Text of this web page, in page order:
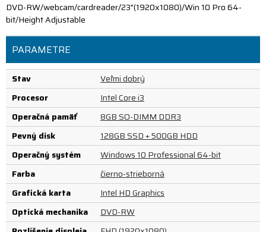
DVD-RW/webcam/cardreader/23"(1920x1080)/Win 10 Pro 64-
bit/Height Adjustable
PARAMETRE
Stav
Veľmi dobrý
Procesor
Intel Core i3
Operačná pamäť
8GB SO-DIMM DDR3
Pevný disk
128GB SSD + 500GB HDD
Operačný systém
Windows 10 Professional 64-bit
Farba
čierno-strieborná
Grafická karta
Intel HD Graphics
Optická mechanika
DVD-RW